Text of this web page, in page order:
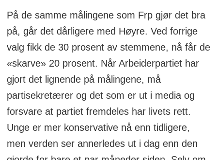
På de samme målingene som Frp gjør det bra
på, går det dårligere med Høyre. Ved forrige
valg fikk de 30 prosent av stemmene, nå får de
«skarve» 20 prosent. Når Arbeiderpartiet har
gjort det lignende på målingene, må
partisekretærer og det som er ut i media og
forsvare at partiet fremdeles har livets rett.
Unge er mer konservative nå enn tidligere,
men verden ser annerledes ut i dag enn den